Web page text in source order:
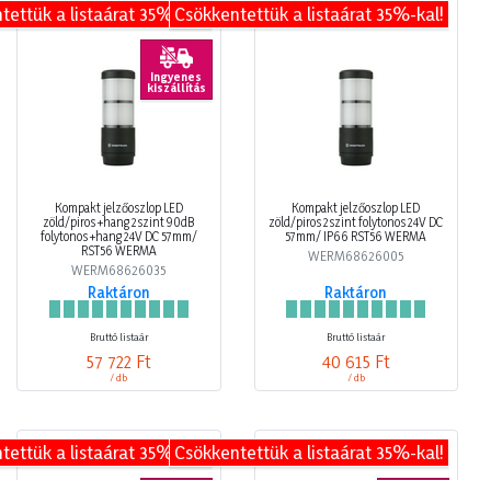
a listaárat 35%-kal!
Ingyenes
kiszállítás
Kompakt jelzőoszlop LED
zöld/piros +hang 2szint 90dB
folytonos +hang 24V DC 57mm/
RST56 WERMA
WERM68626035
Raktáron
Bruttó listaár
57 722 Ft
/ db
Csökkentettük a listaárat 35%-kal!
Kompakt jelzőoszlop LED
zöld/piros 2szint folytonos 24V DC
57mm/ IP66 RST56 WERMA
WERM68626005
Raktáron
Bruttó listaár
40 615 Ft
/ db
a listaárat 35%-kal!Csökkentettük a listaárat 35%-kal!